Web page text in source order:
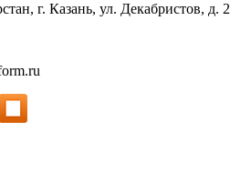
г. Казань, ул. Декабристов, д. 2